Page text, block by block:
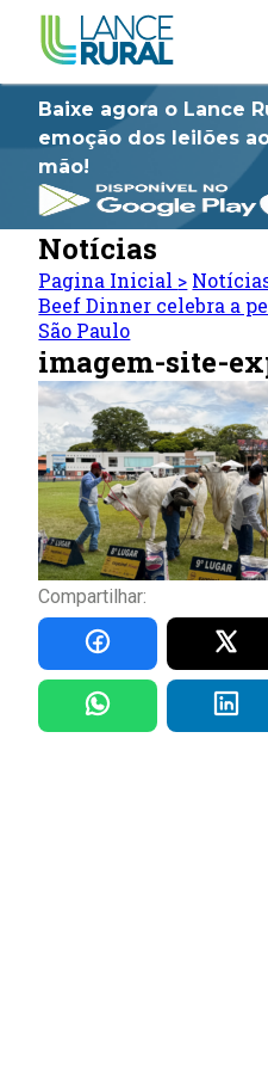
Baixe agora o Lance
emoção dos leilões
mão!
Notícias
Pagina Inicial >
Beef Dinner celebra a
São Paulo
imagem-site-
Compartilhar: